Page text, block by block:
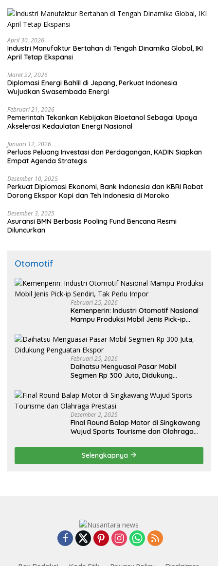
April 30, 2026
Industri Manufaktur Bertahan di Tengah Dinamika Global, IKI
April Tetap Ekspansi
Maret 22, 2026
Diplomasi Energi Bahlil di Jepang, Perkuat Indonesia
Wujudkan Swasembada Energi
Februari 21, 2026
Pemerintah Tekankan Kebijakan Bioetanol Sebagai Upaya
Akselerasi Kedaulatan Energi Nasional
Januari 12, 2026
Perluas Peluang Investasi dan Perdagangan, KADIN Siapkan
Empat Agenda Strategis
Desember 10, 2025
Perkuat Diplomasi Ekonomi, Bank Indonesia dan KBRI Rabat
Dorong Ekspor Kopi dan Teh Indonesia di Maroko
Desember 3, 2025
Asuransi BMN Berbasis Pooling Fund Bencana Resmi
Diluncurkan
Otomotif
Februari 25, 2026
Kemenperin: Industri Otomotif Nasional
Mampu Produksi Mobil Jenis Pick-ip
Februari 25, 2026
Daihatsu Menguasai Pasar Mobil
Segmen Rp 300 Juta, Didukung
Desember 2, 2025
Final Round Balap Motor di Singkawang
Wujud Sports Tourisme dan Olahraga
Selengkapnya